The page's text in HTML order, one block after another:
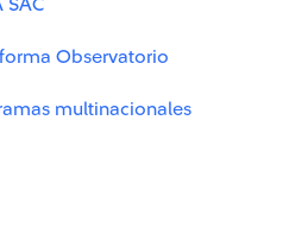
SAC
Observatorio
multinacionales